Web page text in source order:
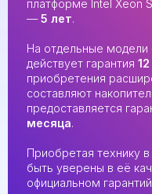
платформе Intel Xeon
—5 лет.
На отдельные
действует гарантия
приобретения
составляют
предоставляется
месяца.
Приобретая технику
быть уверены в её
официальном